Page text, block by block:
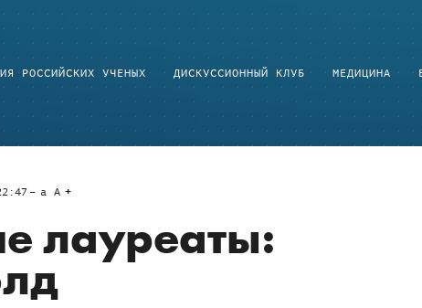
РОССИЙСКИХ УЧЕНЫХ ДИСКУССИОННЫЙ КЛУБ МЕДИЦИНА
a A
лауреаты: